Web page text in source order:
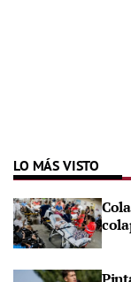
LO MÁS VISTO